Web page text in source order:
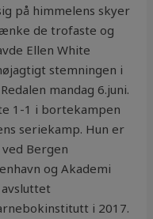
på himmelens skyer
de trofaste og
Ellen White
stemningen i
mandag 6.juni.
1-1 i bortekampen
seriekamp. Hun er
Bergen
og Akademi
i 2017.